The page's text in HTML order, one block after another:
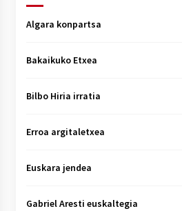
Algara konpartsa
Bakaikuko Etxea
Bilbo Hiria irratia
Erroa argitaletxea
Euskara jendea
Gabriel Aresti euskaltegia